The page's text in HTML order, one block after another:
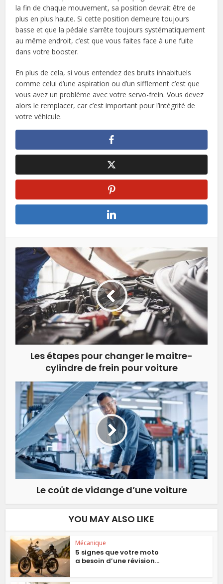
la fin de chaque mouvement, sa position devrait être de
plus en plus haute. Si cette position demeure toujours
basse et que la pédale s’arrête toujours systématiquement
au même endroit, c’est que vous faites face à une fuite
dans votre booster.
En plus de cela, si vous entendez des bruits inhabituels
comme celui d’une aspiration ou d’un sifflement c’est que
vous avez un problème avec votre servo-frein. Vous devez
alors le remplacer, car c’est important pour l’intégrité de
votre véhicule.
Les étapes pour changer le maitre-
cylindre de frein pour voiture
Le coût de vidange d’une voiture
YOU MAY ALSO LIKE
Mécanique
5 signes que votre moto
a besoin d’une révision...